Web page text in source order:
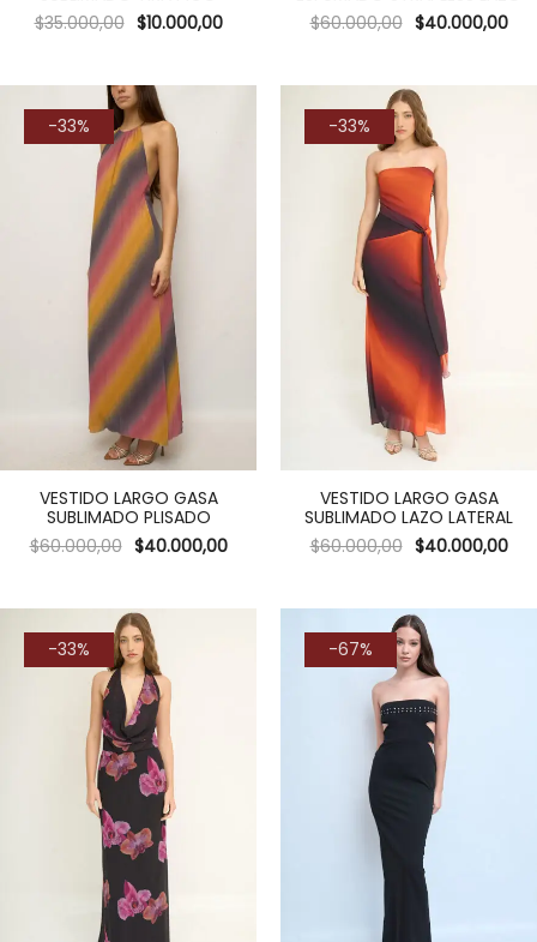
$35.000,00 $10.000,00
$60.000,00 $40.000,00
-33%
VESTIDO LARGO GASA
SUBLIMADO PLISADO
$60.000,00 $40.000,00
-33%
VESTIDO LARGO GASA
SUBLIMADO LAZO LATERAL
$60.000,00 $40.000,00
-33% -67%